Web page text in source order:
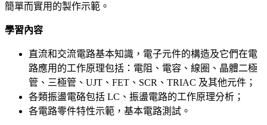
簡單而實用的製作示範。
學習內容
直流和交流電路基本知識，電子元件的構造及它們在電
路應用的工作原理包括：電阻、電容、線圈、晶體二極
管、三極管、UJT、FET、SCR、TRIAC 及其他元件；
各類振盪電硌包括 LC、振盪電路的工作原理分析；
各電路零件特性示範，基本電路測試。